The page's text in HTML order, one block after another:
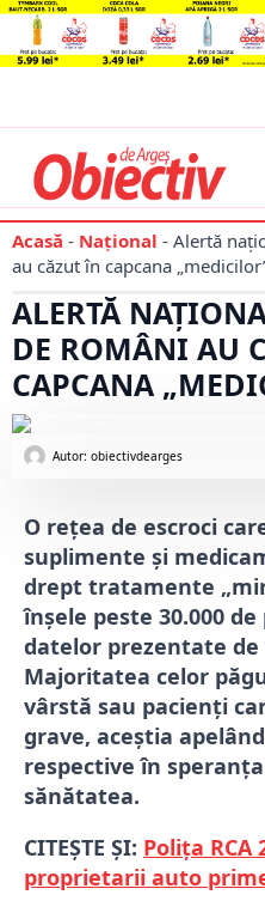
Acasă - Național - Alertă
au căzut în capcana
ALERTĂ
DE ROMÂNI AU
CAPCANA
Autor: obiectivdearges
O rețea de escroci
suplimente și
drept tratamente
înșele peste 30.000
datelor prezentate de
Majoritatea celor
vârstă sau pacienți
grave, aceștia
respective în
sănătatea.
CITEȘTE ȘI: Polița RCA
proprietarii auto